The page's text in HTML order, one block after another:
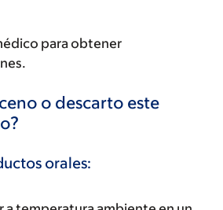
para obtener
o descarto este
orales: